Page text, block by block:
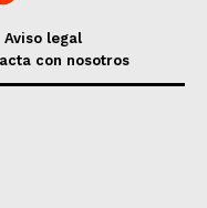
Aviso legal
con nosotros